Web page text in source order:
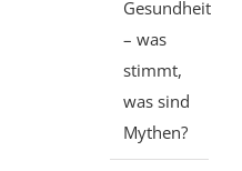
Gesundheit
– was
stimmt,
was sind
Mythen?